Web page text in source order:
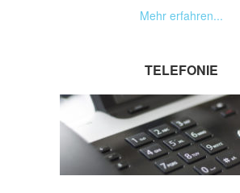
Mehr erfahren...
TELEFONIE